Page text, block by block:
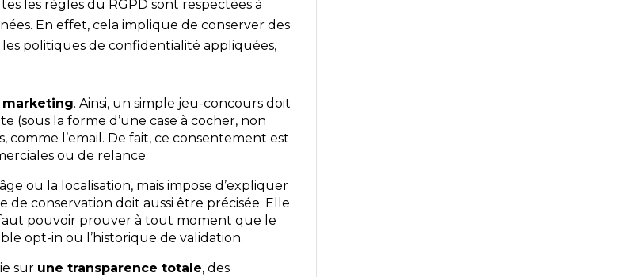
les règles du RGPD sont respectées à
En effet, cela implique de conserver des
politiques de confidentialité appliquées,
marketing. Ainsi, un simple jeu-concours doit
la forme d’une case à cocher, non
l’email. De fait, ce consentement est
ou de relance.
ou la localisation, mais impose d’expliquer
de conservation doit aussi être précisée. Elle
faut pouvoir prouver à tout moment que le
opt-in ou l’historique de validation.
sur une transparence totale, des